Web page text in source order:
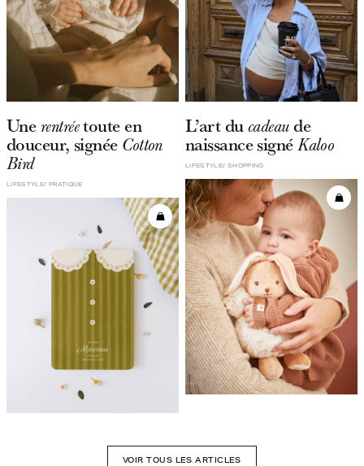
Une rentréetoute en
douceur, signée Cotton
Bird
LIFESTYLE PRATIQUE
L’art ducadeaude
naissance signéKaloo
LIFESTYLE SHOPPING
VOIR TOUS LES ARTICLES